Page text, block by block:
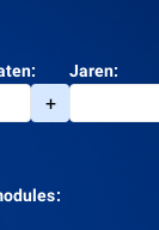
+
Jaren: